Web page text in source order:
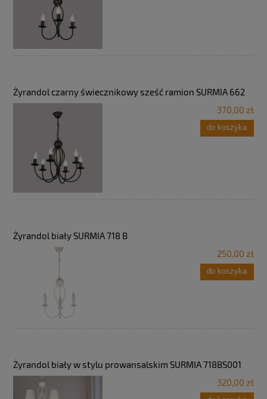
Żyrandol czarny świecznikowy sześć ramion SURMIA 662
370,00 zł
do koszyka
Żyrandol biały SURMIA 718 B
250,00 zł
do koszyka
Żyrandol biały w stylu prowansalskim SURMIA 718BS001
320,00 zł